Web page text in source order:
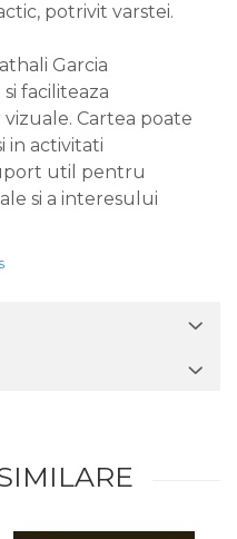
potrivit varstei.
Garcia
faciliteaza
Cartea poate
in activitati
util pentru
si a interesului